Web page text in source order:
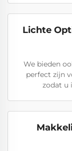
Lichte
We bieden
perfect zijn
zodat u